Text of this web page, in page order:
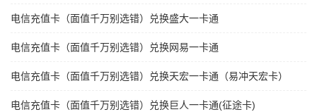
电信充值卡（面值千万别选错）兑换盛大一卡通
电信充值卡（面值千万别选错）兑换网易一卡通
电信充值卡（面值千万别选错）兑换天宏一卡通（易冲天宏卡）
电信充值卡（面值千万别选错）兑换巨人一卡通(征途卡)